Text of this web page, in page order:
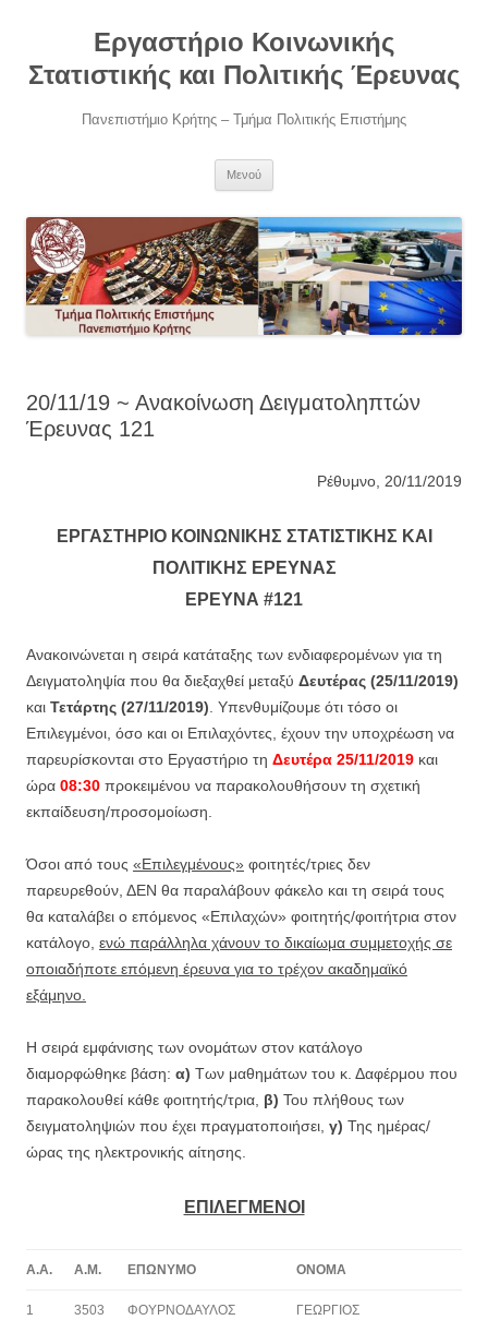
περιεχόμενοΕργαστήριο Κοινωνικής
Στατιστικής και Πολιτικής Έρευνας
Πανεπιστήμιο Κρήτης – Τμήμα Πολιτικής Επιστήμης
Μενού
20/11/19 ~ Ανακοίνωση Δειγματοληπτών
Έρευνας 121
Ρέθυμνο, 20/11/2019
Ε ΡΓΑΣΤΗΡΙΟ ΚΟΙΝΩΝΙΚΗΣ ΣΤΑΤΙΣΤΙΚΗΣ ΚΑΙ
ΠΟΛΙΤΙΚΗΣ Ε ΡΕΥΝΑΣ
Ε ΡΕΥΝΑ #121
Ανακοινώνεται η σειρά κατάταξης των ενδιαφερομένων για τη
Δειγματοληψία που θα διεξαχθεί μεταξύ Δευτέρας (25/11/2019)
και Τετάρτης (27/11/2019). Υπενθυμίζουμε ότι τόσο οι
Επιλεγμένοι, όσο και οι Επιλαχόντες, έχουν την υποχρέωση να
παρευρίσκονται στο Εργαστήριο τη Δευτέρα 25/11/2019 και
ώρα 08:30 προκειμένου να παρακολουθήσουν τη σχετική
εκπαίδευση/προσομοίωση.
Όσοι από τους «Επιλεγμένους» φοιτητές/τριες δεν
παρευρεθούν, ΔΕΝ θα παραλάβουν φάκελο και τη σειρά τους
θα καταλάβει ο επόμενος «Επιλαχών» φοιτητής/φοιτήτρια στον
κατάλογο, ενώ παράλληλα χάνουν το δικαίωμα συμμετοχής σε
οποιαδήποτε επόμενη έρευνα για το τρέχον ακαδημαϊκό
εξάμηνο.
Η σειρά εμφάνισης των ονομάτων στον κατάλογο
διαμορφώθηκε βάση: α) Των μαθημάτων του κ. Δαφέρμου που
παρακολουθεί κάθε φοιτητής/τρια, β) Του πλήθους των
δειγματοληψιών που έχει πραγματοποιήσει, γ) Της ημέρας/
ώρας της ηλεκτρονικής αίτησης.
ΕΠΙΛΕΓΜΕΝΟΙ
Α.Α. Α.Μ. ΕΠΩΝΥΜΟ ΟΝΟΜΑ
1 3503 ΦΟΥΡΝΟΔΑΥΛΟΣ ΓΕΩΡΓΙΟΣ